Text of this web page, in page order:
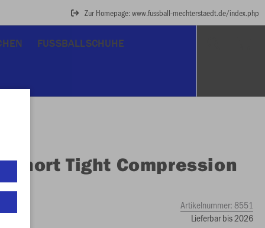
Zur Homepage: www.fussball-mechterstaedt.de/index.php
FUSSBALLSCHUHE
Short Tight Compression
Artikelnummer:8551
Lieferbar bis 2026